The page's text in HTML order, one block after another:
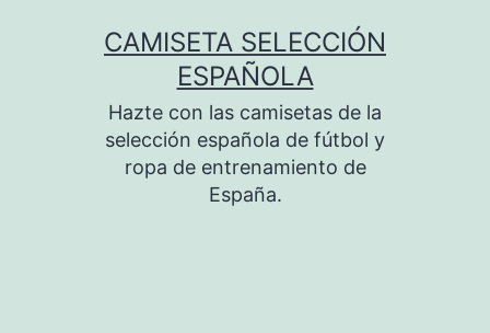
CAMISETA SELECCIÓN
ESPAÑOLA
Hazte con las camisetas de la
selección española de fútbol y
ropa de entrenamiento de
España.